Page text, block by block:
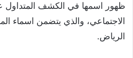
ظهور اسمها في الكشف المتداول
الاجتماعي، والذي يتضمن اسماء
الرياض.